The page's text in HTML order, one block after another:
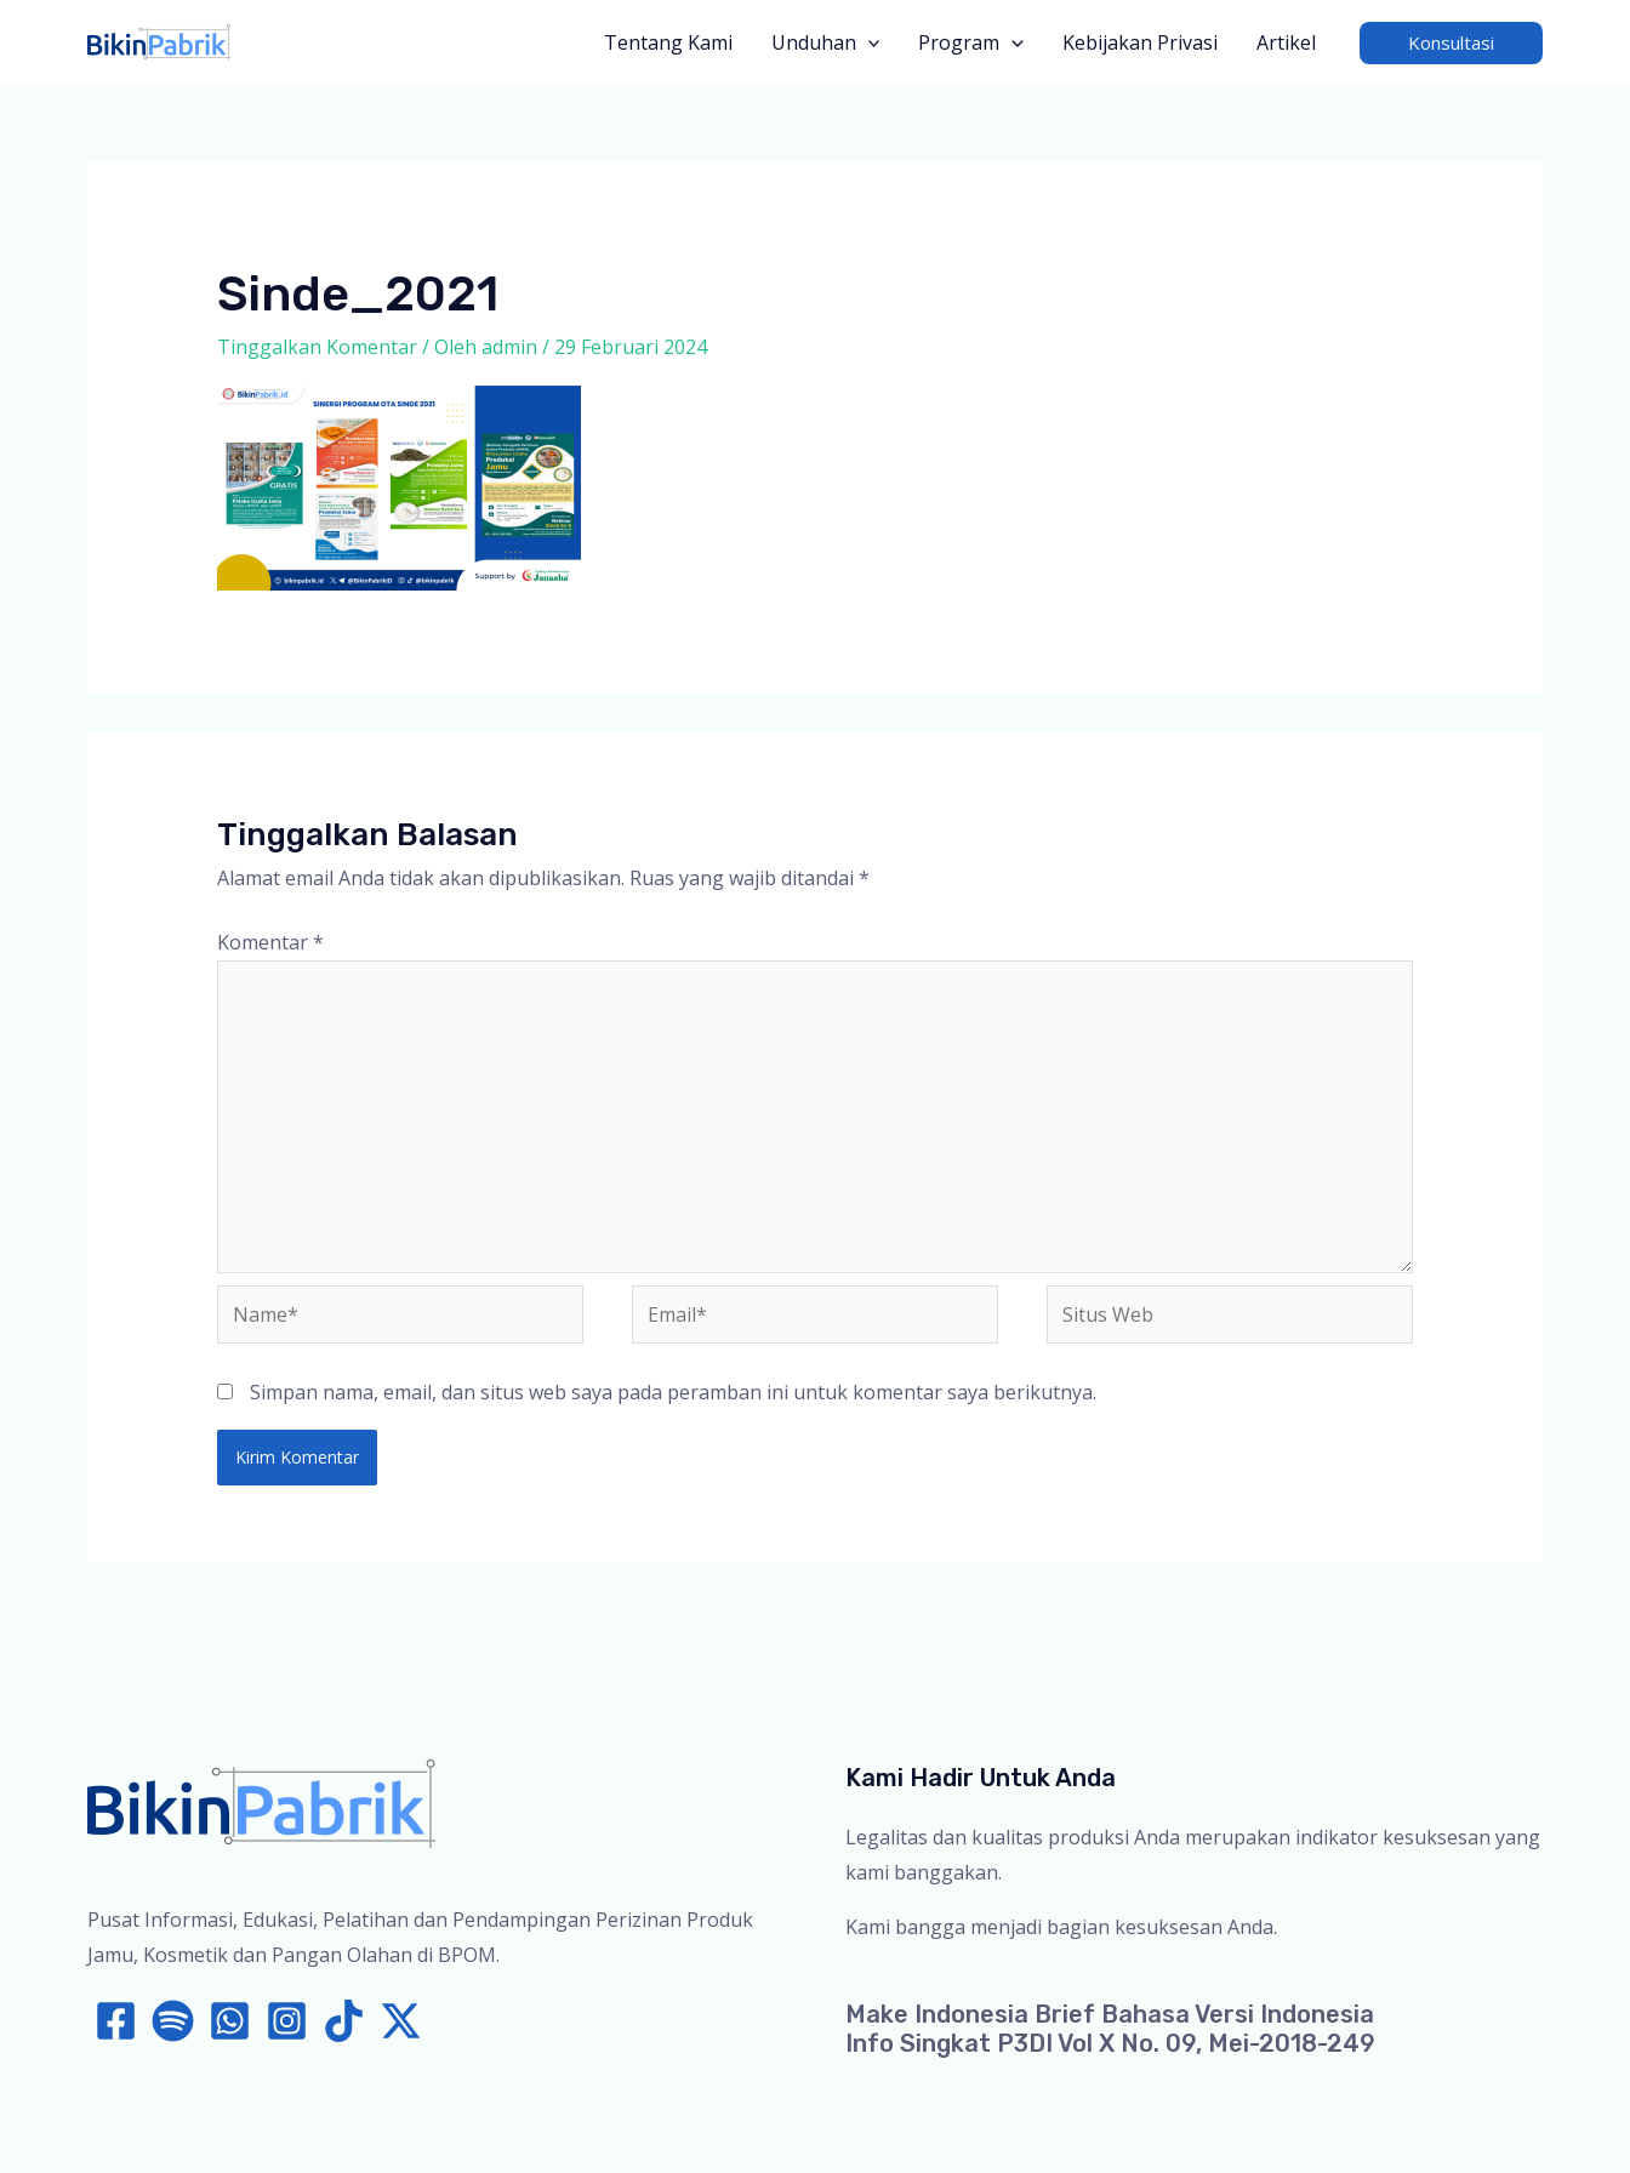
Tentang Kami Unduhan Program Kebijakan Privasi Artikel Konsultasi
Sinde_2021
Tinggalkan Komentar/ Oleh admin / 29 Februari 2024
Tinggalkan Balasan
Alamat email Anda tidak akan dipublikasikan. Ruas yang wajib ditandai *
Komentar*
Name* Email*
Situs
Web
Simpan nama, email, dan situs web saya pada peramban ini untuk komentar saya berikutnya.
Pusat Informasi, Edukasi, Pelatihan dan Pendampingan Perizinan Produk
Jamu, Kosmetik dan Pangan Olahan di BPOM.
Kami Hadir Untuk Anda
Legalitas dan kualitas produksi Anda merupakan indikator kesuksesan yang
kami banggakan.
Kami bangga menjadi bagian kesuksesan Anda.
Make Indonesia Brief Bahasa Versi Indonesia
Info Singkat P3DI Vol X No. 09, Mei-2018-249